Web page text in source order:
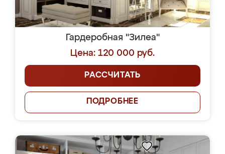
Гардеробная "Зилеа"
Цена: 120 000 руб.
РАССЧИТАТЬ
ПОДРОБНЕЕ